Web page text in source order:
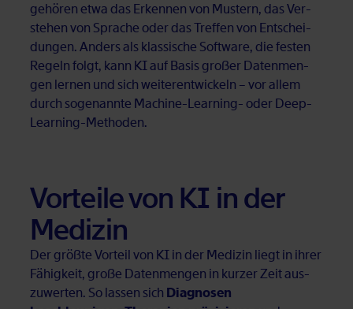
ge­hö­ren etwa das Er­ken­nen von Mus­tern, das Ver­
ste­hen von Spra­che oder das Tref­fen von Ent­schei­
dun­gen. An­ders als klas­si­sche Soft­ware, die fes­ten
Re­geln folgt, kann KI auf Ba­sis gro­ßer Da­ten­men­
gen ler­nen und sich wei­ter­ent­wi­ckeln – vor al­lem
durch so­ge­nann­te Ma­chi­ne-Lear­ning- oder Deep-
Lear­ning-Me­tho­den.
Vor­tei­le von KI in der
Me­di­zin
Der größ­te Vor­teil von KI in der Me­di­zin liegt in ih­rer
Fä­hig­keit, gro­ße Da­ten­men­gen in kur­zer Zeit aus­
zu­wer­ten. So las­sen sich Diagnosen